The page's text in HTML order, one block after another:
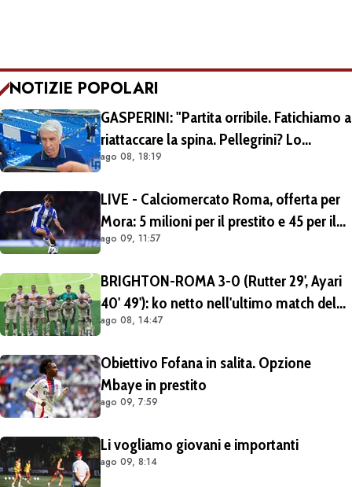
NOTIZIE POPOLARI
GASPERINI: "Partita orribile. Fatichiamo a
riattaccare la spina. Pellegrini? Lo
rivedremo in campo tra un mese.
ago 08, 18:19
LIVE - Calciomercato Roma, offerta per
Mora: 5 milioni per il prestito e 45 per il
riscatto al Porto, giallorossi in vantaggio
ago 09, 11:57
BRIGHTON-ROMA 3-0 (Rutter 29', Ayari
40' 49'): ko netto nell'ultimo match del
tour britannico (FOTO e VIDEO)
ago 08, 14:47
Obiettivo Fofana in salita. Opzione
Mbaye in prestito
ago 09, 7:59
Li vogliamo giovani e importanti
ago 09, 8:14